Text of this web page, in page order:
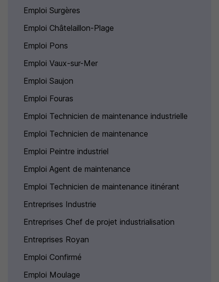
Emploi Surgères
Emploi Châtelaillon-Plage
Emploi Pons
Emploi Vaux-sur-Mer
Emploi Saujon
Emploi Fouras
Emploi Technicien de maintenance industrielle
Emploi Technicien de maintenance
Emploi Peintre industriel
Emploi Agent de maintenance
Emploi Technicien de maintenance itinérant
Entreprises Industrie
Entreprises Chef de projet industrialisation
Entreprises Royan
Emploi Confirmé
Emploi Moulage